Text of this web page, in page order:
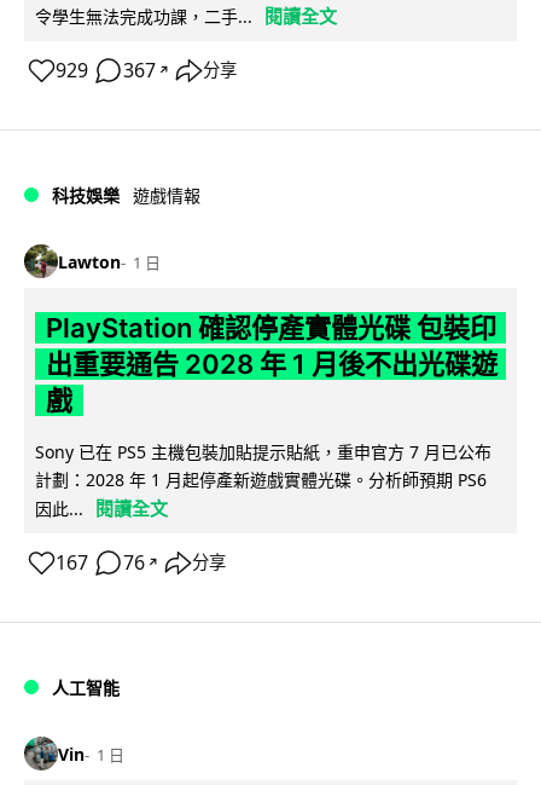
令學生無法完成功課，二手...
閱讀全文
929 367 ↗ 分享
科技娛樂 遊戲情報
Lawton 1 日
PlayStation 確認停產實體光碟 包裝印
出重要通告 2028 年 1 月後不出光碟遊
戲
Sony 已在 PS5 主機包裝加貼提示貼紙，重申官方 7 月已公布
計劃：2028 年 1 月起停產新遊戲實體光碟。分析師預期 PS6
因此...
閱讀全文
167 76 ↗ 分享
人工智能
Vin 1 日